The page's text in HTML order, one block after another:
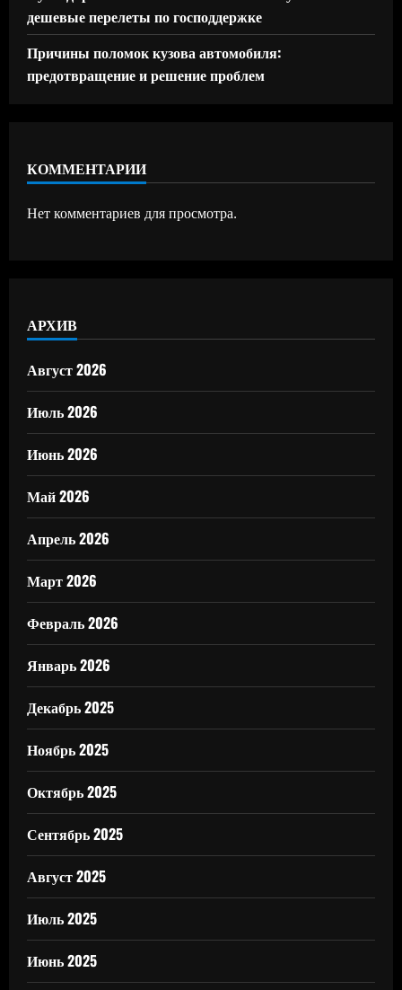
дешевые перелеты по господдержке
Причины поломок кузова автомобиля:
предотвращение и решение проблем
КОММЕНТАРИИ
Нет комментариев для просмотра.
АРХИВ
Август 2026
Июль 2026
Июнь 2026
Май 2026
Апрель 2026
Март 2026
Февраль 2026
Январь 2026
Декабрь 2025
Ноябрь 2025
Октябрь 2025
Сентябрь 2025
Август 2025
Июль 2025
Июнь 2025